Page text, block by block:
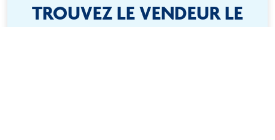
TROUVEZ LE VENDEUR LE